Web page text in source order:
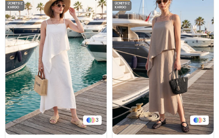
3
ÜCRETSIZ
KARGO
3
ÜCRETSIZ
KARGO